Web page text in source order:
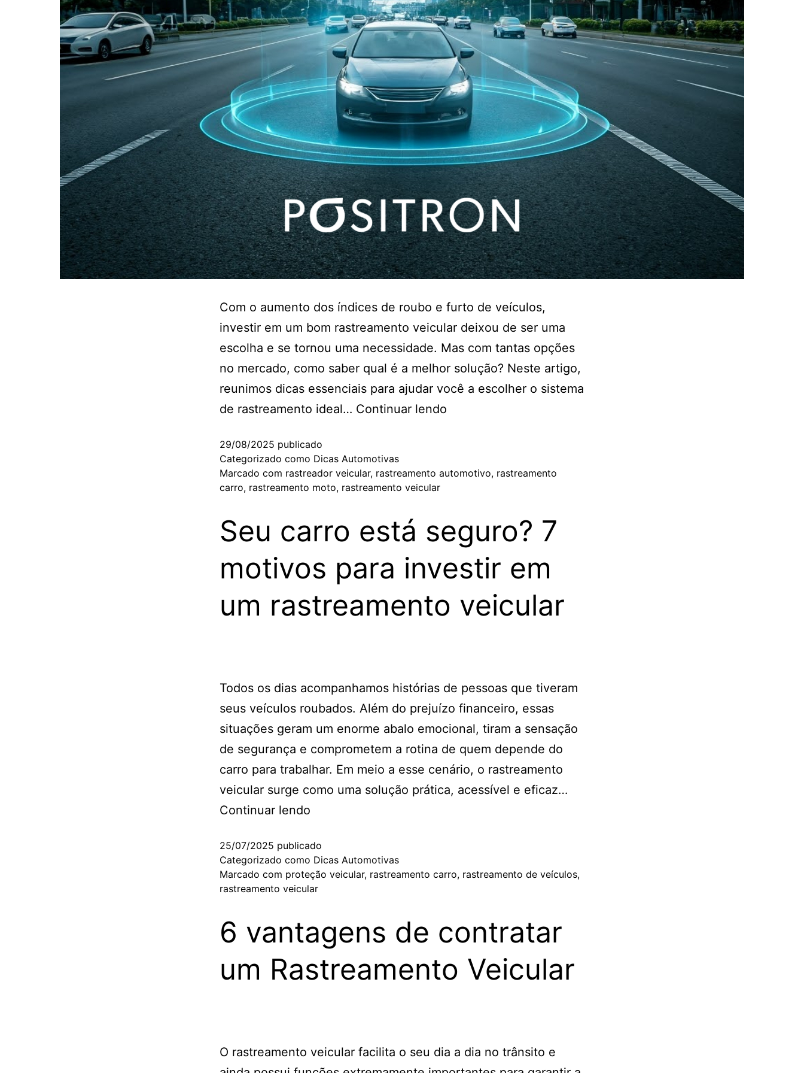
Com o aumento dos índices de roubo e furto de veículos,
investir em um bom rastreamento veicular deixou de ser uma
escolha e se tornou uma necessidade. Mas com tantas opções
no mercado, como saber qual é a melhor solução? Neste artigo,
reunimos dicas essenciais para ajudar você a escolher o sistema
de rastreamento ideal… Continuar lendo
29/08/2025 publicado
Categorizado como Dicas Automotivas
Marcado com rastreador veicular, rastreamento automotivo, rastreamento
carro, rastreamento moto, rastreamento veicular
Seu carro está seguro? 7
motivos para investir em
um rastreamento veicular
Todos os dias acompanhamos histórias de pessoas que tiveram
seus veículos roubados. Além do prejuízo financeiro, essas
situações geram um enorme abalo emocional, tiram a sensação
de segurança e comprometem a rotina de quem depende do
carro para trabalhar. Em meio a esse cenário, o rastreamento
veicular surge como uma solução prática, acessível e eficaz…
Continuar lendo
25/07/2025 publicado
Categorizado como Dicas Automotivas
Marcado com proteção veicular, rastreamento carro, rastreamento de veículos,
rastreamento veicular
6 vantagens de contratar
um Rastreamento Veicular
O rastreamento veicular facilita o seu dia a dia no trânsito e